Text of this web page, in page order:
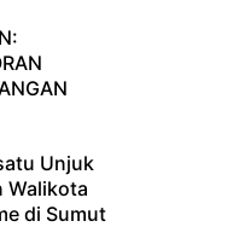
Unjuk
Walikota
di Sumut